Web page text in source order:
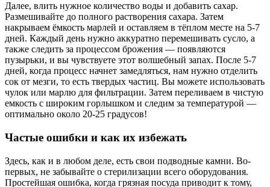
Далее, влить нужное количество воды и добавить сахар.
Размешивайте до полного растворения сахара. Затем
накрываем ёмкость марлей и оставляем в тёплом месте на 5-7
дней. Каждый день нужно аккуратно перемешивать сусло, а
также следить за процессом брожения — появляются
пузырьки, и вы чувствуете этот волшебный запах. После 5-7
дней, когда процесс начнет замедляться, нам нужно отделить
сок от мезги, то есть твердых частиц. Вы можете использовать
чулок или марлю для фильтрации. Затем переливаем в чистую
емкость с широким горлышком и следим за температурой —
оптимально около 20-25 градусов!
Частые ошибки и как их избежать
Здесь, как и в любом деле, есть свои подводные камни. Во-
первых, не забывайте о стерилизации всего оборудования.
Простейшая ошибка, когда грязная посуда приводит к тому,